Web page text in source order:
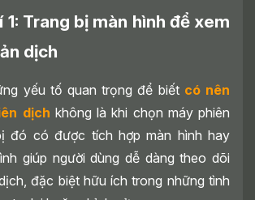
phiên dịch đeo tai Google Pixel
Chọn Và Sử Dụng Dòng Máy
2 Chiều Nào?
Thông Dịch Tốt Hiện Nay Ở
Hãng?
1: Trang bị màn hình để xem
dịch
yếu tố quan trọng để biết có nên
dịch không là khi chọn máy phiên
đó có được tích hợp màn hình hay
giúp người dùng dễ dàng theo dõi
đặc biệt hữu ích trong những tình